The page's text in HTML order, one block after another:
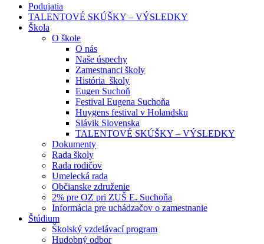
Podujatia
TALENTOVÉ SKÚŠKY – VÝSLEDKY
Škola
O škole
O nás
Naše úspechy
Zamestnanci školy
História školy
Eugen Suchoň
Festival Eugena Suchoňa
Huygens festival v Holandsku
Slávik Slovenska
TALENTOVÉ SKÚŠKY – VÝSLEDKY
Dokumenty
Rada školy
Rada rodičov
Umelecká rada
Občianske združenie
2% pre OZ pri ZUŠ E. Suchoňa
Informácia pre uchádzačov o zamestnanie
Štúdium
Školský vzdelávací program
Hudobný odbor